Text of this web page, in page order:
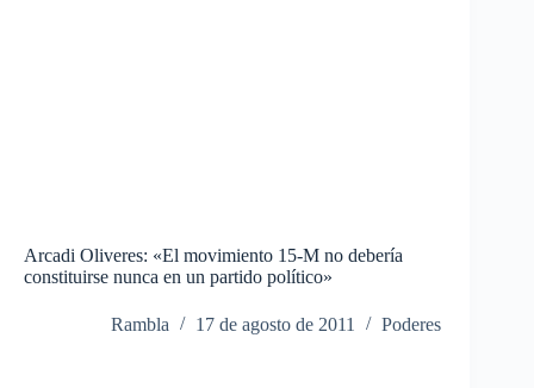
Arcadi Oliveres: «El movimiento 15-M no debería
constituirse nunca en un partido político»
Rambla 17 de agosto de 2011 Poderes